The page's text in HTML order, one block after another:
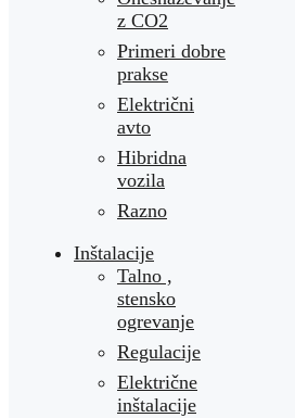
z CO2
Primeri dobre
prakse
Električni
avto
Hibridna
vozila
Razno
Inštalacije
Talno ,
stensko
ogrevanje
Regulacije
Električne
inštalacije